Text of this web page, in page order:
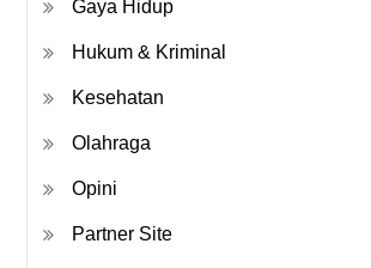
Gaya Hidup
Hukum & Kriminal
Kesehatan
Olahraga
Opini
Partner Site